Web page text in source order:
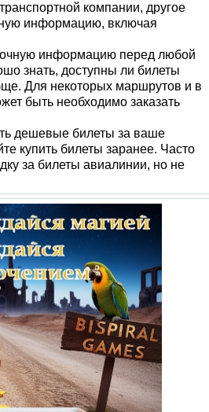
компании, другое
информацию, включая
информацию перед любой
знать, доступны ли билеты
Для некоторых маршрутов и в
быть необходимо заказать
дешевые билеты за ваше
купить билеты заранее. Часто
за билеты авиалинии, но не